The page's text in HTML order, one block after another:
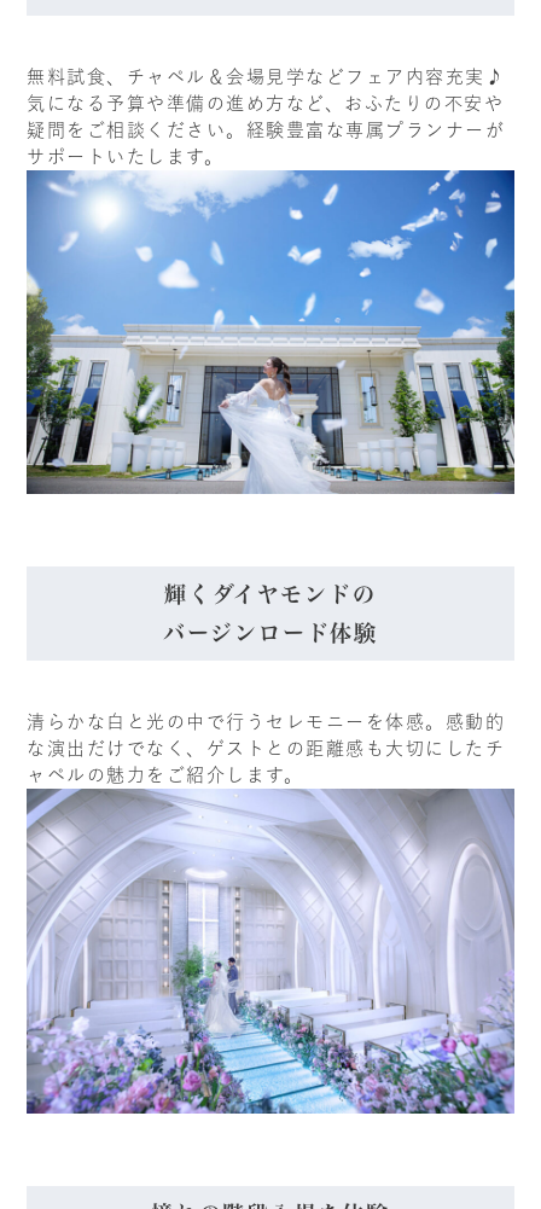
無料試食、チャペル＆会場見学などフェア内容充実♪
気になる予算や準備の進め方など、おふたりの不安や
疑問をご相談ください。経験豊富な専属プランナーが
サポートいたします。
輝くダイヤモンドの
バージンロード体験
清らかな白と光の中で行うセレモニーを体感。感動的
な演出だけでなく、ゲストとの距離感も大切にしたチ
ャペルの魅力をご紹介します。